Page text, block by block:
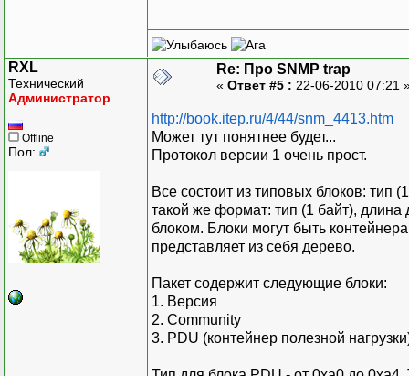
RXL
Технический
Администратор
Offline
Пол:
Re: Про SNMP trap
« Ответ #5 : 22-06-2010 07:21
http://book.itep.ru/4/44/snm_4413.htm
Может тут понятнее будет...
Протокол версии 1 очень прост.
Все состоит из типовых блоков:
такой же формат: тип (1 байт),
блоком. Блоки могут быть
представляет из себя дерево.
Пакет содержит следующие блоки:
1. Версия
2. Community
3. PDU (контейнер полезной